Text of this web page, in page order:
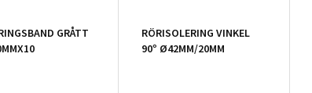
GRÅTT
RÖRISOLERING VINKEL
90° Ø42MM/20MM